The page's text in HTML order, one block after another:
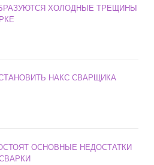
ХОЛОДНЫЕ ТРЕЩИНЫ
НАКС СВАРЩИКА
ОСНОВНЫЕ НЕДОСТАТКИ